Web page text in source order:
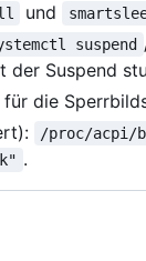
und
suspend
der Suspend
für die
/proc/acpi/
.